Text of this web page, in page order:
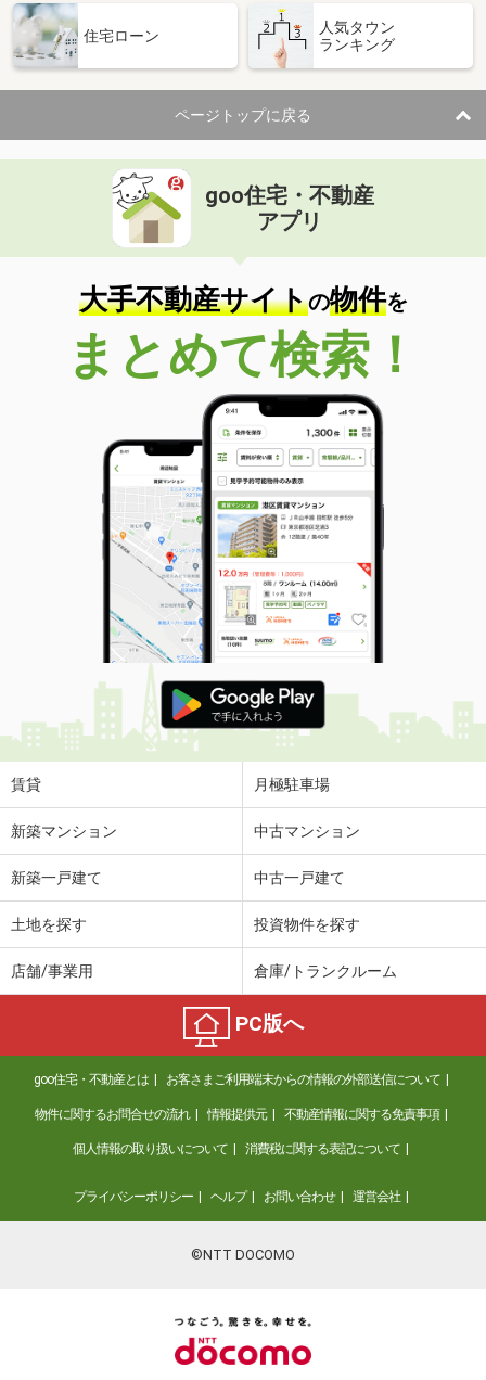
住宅ローン
人気タウン
ランキング
ページトップに戻る
goo住宅・不動産
アプリ
大手不動産サイトの物件を
まとめて検索！
賃貸 月極駐車場
新築マンション 中古マンション
新築一戸建て 中古一戸建て
土地を探す 投資物件を探す
店舗/事業用 倉庫/トランクルーム
PC版へ
goo住宅・不動産とは お客さまご利用端末からの情報の外部送信について
物件に関するお問合せの流れ 情報提供元 不動産情報に関する免責事項
個人情報の取り扱いについて 消費税に関する表記について
プライバシーポリシー ヘルプ お問い合わせ 運営会社
©NTT DOCOMO